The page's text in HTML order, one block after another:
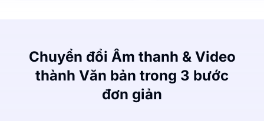
Chuyển đổi Âm thanh & Video
thành Văn bản trong 3 bước
đơn giản